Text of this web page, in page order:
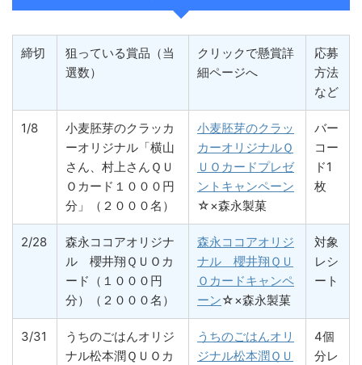
締切
狙っている賞品（当
選数）
クリックで懸賞詳
細ページへ
応募
方法
など
1/8
小麦胚芽のクラッカ
ーオリジナル「横山
さん、村上さんＱＵ
Ｏカード１０００円
分」（２０００名）
小麦胚芽のクラッ
カーオリジナルＱ
ＵＯカードプレゼ
ントキャンペーン
☆×森永製菓
バー
コー
ド1
枚
2/28
森永ココアオリジナ
ル 櫻井翔ＱＵＯカ
ード（１０００円
分）（２０００名）
森永ココアオリジ
ナル 櫻井翔ＱＵ
Ｏカードキャンペ
ーン☆×森永製菓
対象
レシ
ート
3/31
うちのごはんオリジ
ナル松本潤ＱＵＯカ
うちのごはんオリ
ジナル松本潤ＱＵ
4個
分レ